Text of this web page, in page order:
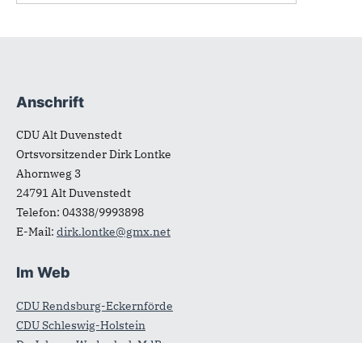
Fußbereich
Anschrift
CDU Alt Duvenstedt
Ortsvorsitzender Dirk Lontke
Ahornweg 3
24791Alt Duvenstedt
Telefon: 04338/9993898
E-Mail: dirk.lontke@gmx.net
Im Web
CDU Rendsburg-Eckernförde
CDU Schleswig-Holstein